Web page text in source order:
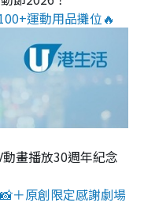
運動用品攤位🔥
動畫播放30週年紀念
＋原創限定感謝劇場